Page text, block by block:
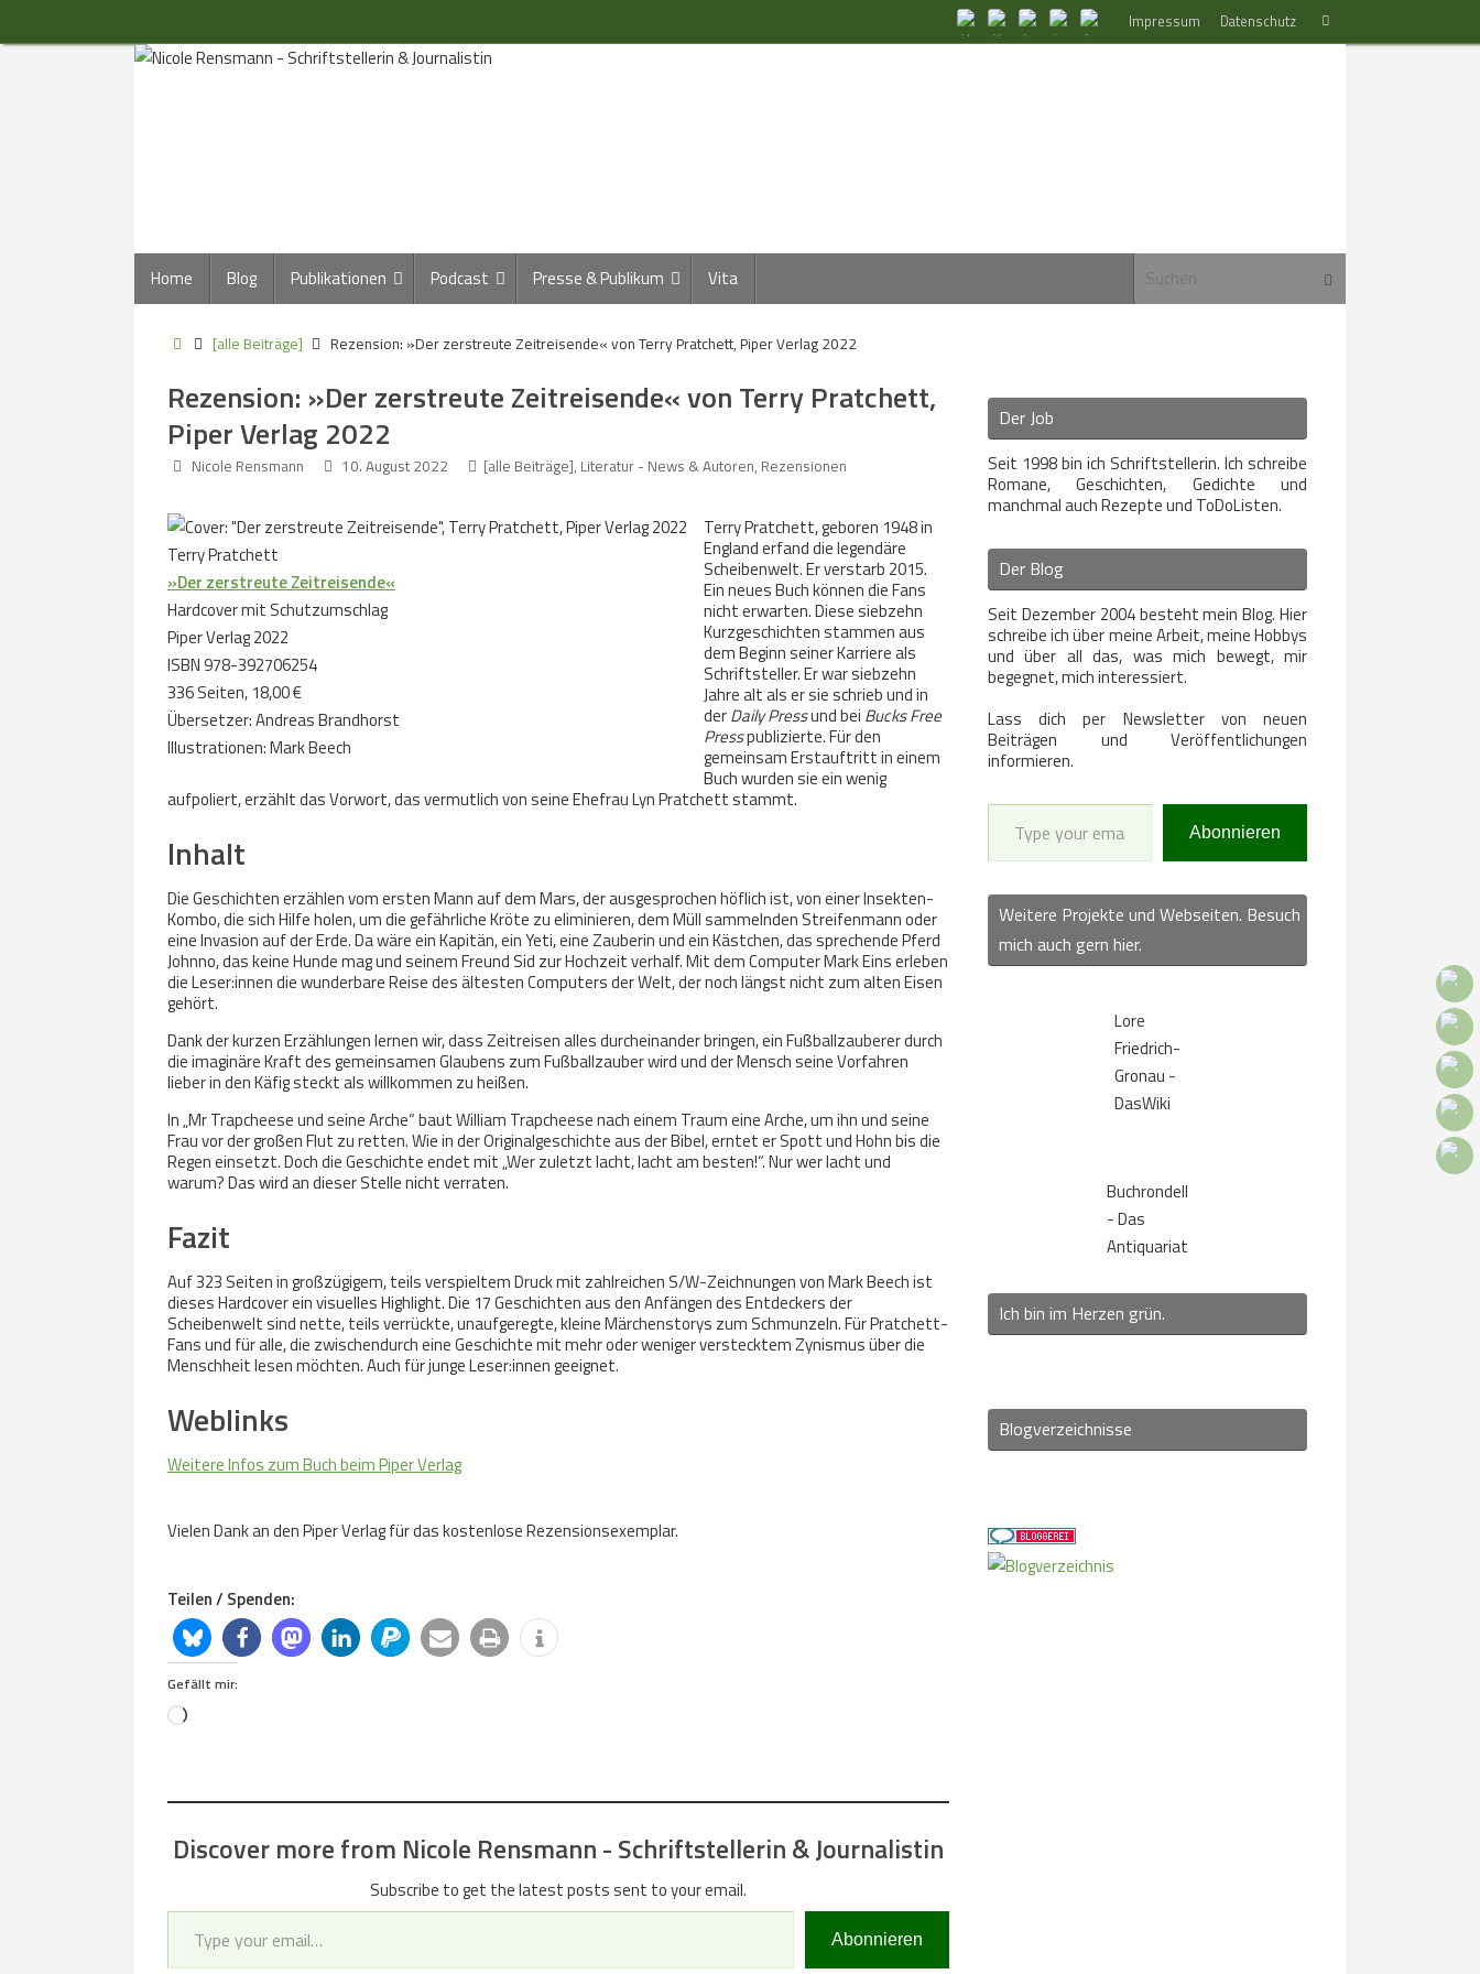
Inhalt
Impressum Datenschutz
nach:
Suchen
Inhalt
springen
Home Blog Publikationen Podcast Presse & Publikum Vita Suchen
Start[alle Beiträge] Rezension: »Der zerstreute Zeitreisende« von Terry Pratchett, Piper Verlag 2022
Rezension: »Der zerstreute Zeitreisende« von Terry Pratchett,
Piper Verlag 2022
Nicole Rensmann 10. August 2022 [alle Beiträge], Literatur - News & Autoren, Rezensionen
Terry Pratchett
»Der zerstreute Zeitreisende«
Hardcover mit Schutzumschlag
Piper Verlag 2022
ISBN 978-392706254
336 Seiten, 18,00 €
Übersetzer: Andreas Brandhorst
Illustrationen: Mark Beech
Terry Pratchett, geboren 1948 in
England erfand die legendäre
Scheibenwelt. Er verstarb 2015.
Ein neues Buch können die Fans
nicht erwarten. Diese siebzehn
Kurzgeschichten stammen aus
dem Beginn seiner Karriere als
Schriftsteller. Er war siebzehn
Jahre alt als er sie schrieb und in
derDaily Pressund bei Bucks Free
Presspublizierte. Für den
gemeinsam Erstauftritt in einem
Buch wurden sie ein wenig
aufpoliert, erzählt das Vorwort, das vermutlich von seine Ehefrau Lyn Pratchett stammt.
Inhalt
Die Geschichten erzählen vom ersten Mann auf dem Mars, der ausgesprochen höflich ist, von einer Insekten-
Kombo, die sich Hilfe holen, um die gefährliche Kröte zu eliminieren, dem Müll sammelnden Streifenmann oder
eine Invasion auf der Erde. Da wäre ein Kapitän, ein Yeti, eine Zauberin und ein Kästchen, das sprechende Pferd
Johnno, das keine Hunde mag und seinem Freund Sid zur Hochzeit verhalf. Mit dem Computer Mark Eins erleben
die Leser:innen die wunderbare Reise des ältesten Computers der Welt, der noch längst nicht zum alten Eisen
gehört.
Dank der kurzen Erzählungen lernen wir, dass Zeitreisen alles durcheinander bringen, ein Fußballzauberer durch
die imaginäre Kraft des gemeinsamen Glaubens zum Fußballzauber wird und der Mensch seine Vorfahren
lieber in den Käfig steckt als willkommen zu heißen.
In „Mr Trapcheese und seine Arche“ baut William Trapcheese nach einem Traum eine Arche, um ihn und seine
Frau vor der großen Flut zu retten. Wie in der Originalgeschichte aus der Bibel, erntet er Spott und Hohn bis die
Regen einsetzt. Doch die Geschichte endet mit „Wer zuletzt lacht, lacht am besten!“. Nur wer lacht und
warum? Das wird an dieser Stelle nicht verraten.
Fazit
Auf 323 Seiten in großzügigem, teils verspieltem Druck mit zahlreichen S/W-Zeichnungen von Mark Beech ist
dieses Hardcover ein visuelles Highlight. Die 17 Geschichten aus den Anfängen des Entdeckers der
Scheibenwelt sind nette, teils verrückte, unaufgeregte, kleine Märchenstorys zum Schmunzeln. Für Pratchett-
Fans und für alle, die zwischendurch eine Geschichte mit mehr oder weniger verstecktem Zynismus über die
Menschheit lesen möchten. Auch für junge Leser:innen geeignet.
Weblinks
Weitere Infos zum Buch beim Piper Verlag
Vielen Dank an den Piper Verlag für das kostenlose Rezensionsexemplar.
Teilen / Spenden:
Gefällt mir:
Loading…
Discover more from Nicole Rensmann - Schriftstellerin & Journalistin
Subscribe to get the latest posts sent to your email.
Type your email…
Abonnieren
Der Job
Seit 1998 bin ich Schriftstellerin. Ich schreibe
Romane, Geschichten, Gedichte und
manchmal auch Rezepte und ToDoListen.
Der Blog
Seit Dezember 2004 besteht mein Blog. Hier
schreibe ich über meine Arbeit, meine Hobbys
und über all das, was mich bewegt, mir
begegnet, mich interessiert.
Lass dich per Newsletter von neuen
Beiträgen und Veröffentlichungen
informieren.
Type your email…
Abonnieren
Weitere Projekte und Webseiten. Besuch
mich auch gern hier.
Lore
Friedrich-
Gronau -
DasWiki
Buchrondell
- Das
Antiquariat
Ich bin im Herzen grün.
Blogverzeichnisse